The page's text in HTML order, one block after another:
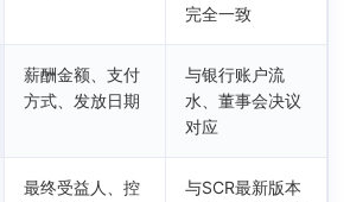
完全一致
薪酬金额、支付
方式、发放日期
与银行账户流
水、董事会决议
对应
最终受益人、控
与SCR最新版本